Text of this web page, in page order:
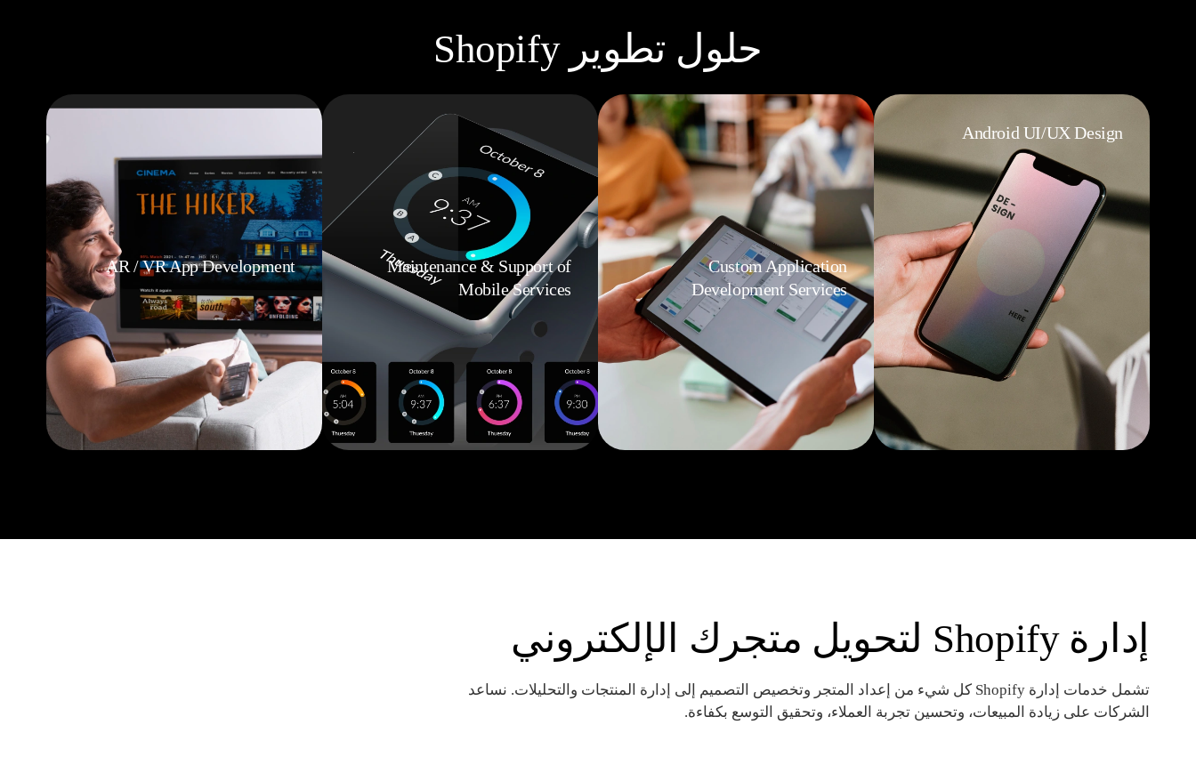
حلول تطوير Shopify
Android UI/UX Design
Custom Application
Development Services
Maintenance & Support of
Mobile Services
AR / VR App Development
إدارة Shopify لتحويل متجرك الإلكتروني
تشمل خدمات إدارة Shopify كل شيء من إعداد المتجر وتخصيص التصميم إلى إدارة المنتجات والتحليلات. نساعد
الشركات على زيادة المبيعات، وتحسين تجربة العملاء، وتحقيق التوسع بكفاءة.